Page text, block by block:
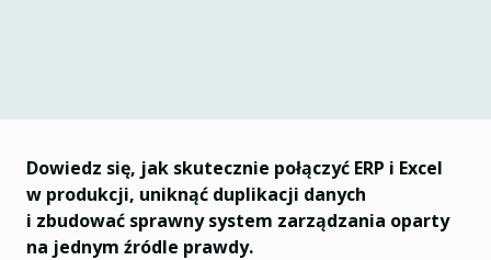
Dowiedz się, jak skutecznie połączyć ERP i Excel
w produkcji, uniknąć duplikacji danych
i zbudować sprawny system zarządzania oparty
na jednym źródle prawdy.